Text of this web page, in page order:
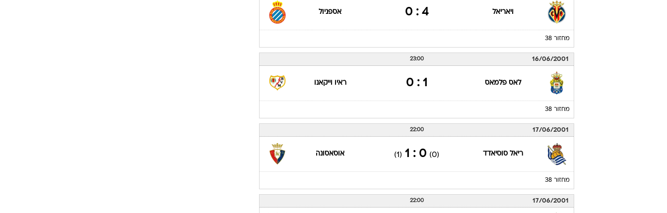
ויאריאל 4 : 0 אספניול
מחזור 38
16/06/2001
23:00
לאס פלמאס 1 : 0 ראיו וייקאנו
מחזור 38
17/06/2001
22:00
ריאל סוסיאדד (0)
0 : 1
(1) אוסאסונה
מחזור 38
17/06/2001
22:00